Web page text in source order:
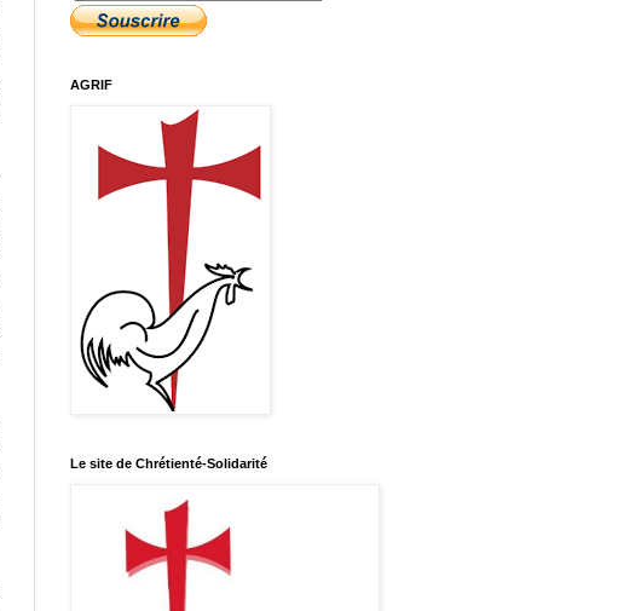
AGRIF
Le site de Chrétienté-Solidarité